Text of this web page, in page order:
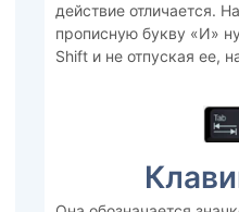
действие отличается.
прописную букву «И»
Shift и не отпуская ее,